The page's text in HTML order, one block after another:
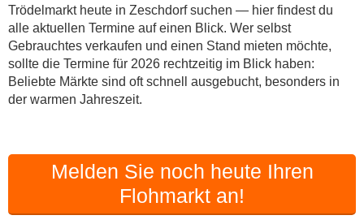
Welche Trödelmarkt-Typen gibt es?
Aktuelle Flohmarkt-Termine für Zeschdorf und
Umgebung
Kleinanzeigen Zeschdorf als Alternative zum
Trödelmarkt
Flohmarkt-Termin melden
Trödelmarkt heute in Zeschdorf suchen — hier findest du
alle aktuellen Termine auf einen Blick. Wer selbst
Gebrauchtes verkaufen und einen Stand mieten möchte,
sollte die Termine für 2026 rechtzeitig im Blick haben:
Beliebte Märkte sind oft schnell ausgebucht, besonders in
der warmen Jahreszeit.
Melden Sie noch heute Ihren
Flohmarkt an!